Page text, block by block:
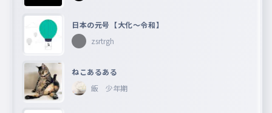
日本の元号【大化〜令和】
zsrtrgh
ねこあるある
飯 少年期